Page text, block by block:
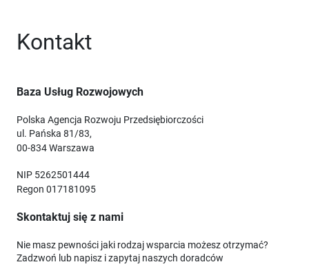
Kontakt
Baza Usług Rozwojowych
Polska Agencja Rozwoju Przedsiębiorczości
ul. Pańska 81/83,
00-834 Warszawa
NIP 5262501444
Regon 017181095
Skontaktuj się z nami
Nie masz pewności jaki rodzaj wsparcia możesz otrzymać?
Zadzwoń lub napisz i zapytaj naszych doradców